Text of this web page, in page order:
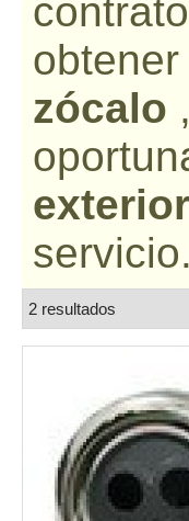
zócalo
servicio.
2 resultados